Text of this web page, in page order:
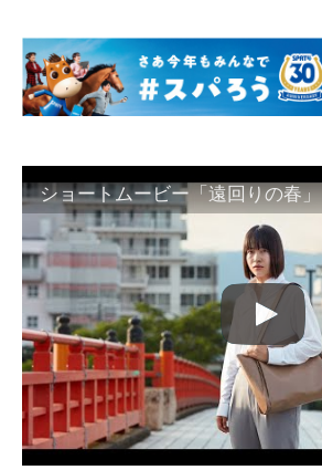
ショートムービー「遠回りの春」